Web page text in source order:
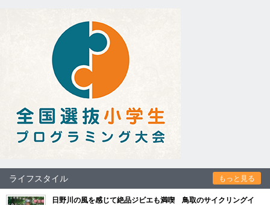
ライフスタイル もっと見る
日野川の風を感じて絶品ジビエも満喫 鳥取のサイクリングイ